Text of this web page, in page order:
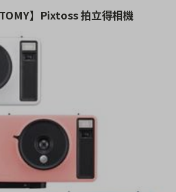
TOMY】Pixtoss 拍立得相機